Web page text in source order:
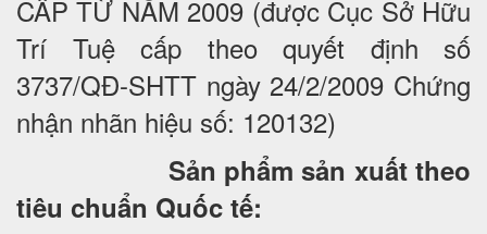
CẤP TỪ NĂM 2009 (được Cục Sở Hữu
Trí Tuệ cấp theo quyết định số
3737/QĐ-SHTT ngày 24/2/2009 Chứng
nhận nhãn hiệu số: 120132)
Sản phẩm sản xuất theo
tiêu chuẩn Quốc tế: